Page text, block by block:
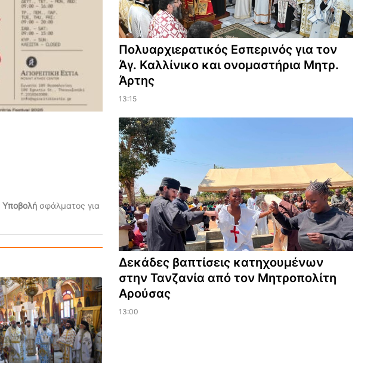
Υποβολήσφάλματος για
Πολυαρχιερατικός Εσπερινός για τον
Άγ. Καλλίνικο και ονομαστήρια Μητρ.
Άρτης
13:15
Δεκάδες βαπτίσεις κατηχουμένων
στην Τανζανία από τον Μητροπολίτη
Αρούσας
13:00